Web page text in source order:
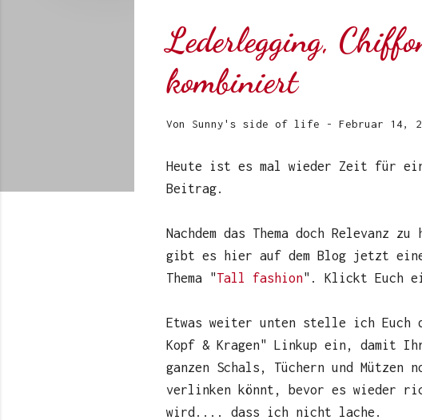
Lederlegging,
kombiniert
Von Sunny's side of life - Februar 14,
Heute ist es mal wieder Zeit für
Beitrag.
Nachdem das Thema doch Relevanz
gibt es hier auf dem Blog jetzt
Thema "Tall fashion". Klickt Euch
Etwas weiter unten stelle ich Euch
Kopf & Kragen" Linkup ein, damit
ganzen Schals, Tüchern und Mützen
verlinken könnt, bevor es wieder
wird.... dass ich nicht lache.